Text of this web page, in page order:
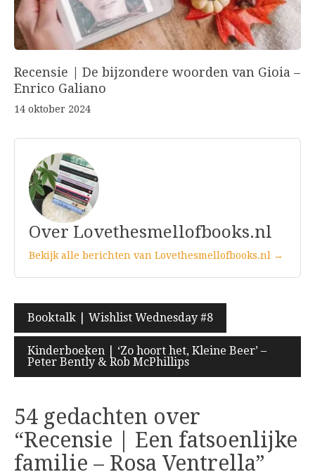
Recensie | De bijzondere woorden van Gioia –
Enrico Galiano
14 oktober 2024
Over Lovethesmellofbooks.nl
Bekijk alle berichten van Lovethesmellofbooks.nl →
Bericht
navigatie
Booktalk | Wishlist Wednesday #8
Kinderboeken | ‘Zo hoort het, Kleine Beer’ –
Peter Bently & Rob McPhillips
54 gedachten over
“Recensie | Een fatsoenlijke
familie – Rosa Ventrella”